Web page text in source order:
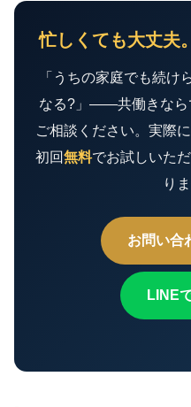
忙しくても大丈夫
「うちの家庭でも続け
なる?」——共働きなら
ご相談ください。実際
初回無料でお試しいた
り
お問い合
LINE